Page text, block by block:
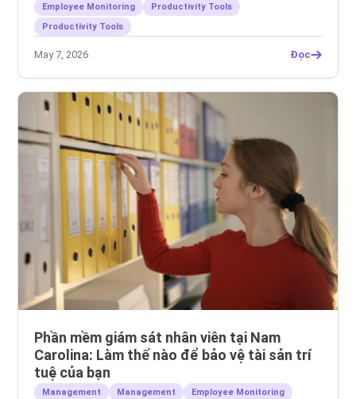
Employee Monitoring
Productivity Tools
Productivity Tools
May 7, 2026 Đọc
Phần mềm giám sát nhân viên tại Nam
Carolina: Làm thế nào để bảo vệ tài sản trí
tuệ của bạn
Management Management
Employee Monitoring